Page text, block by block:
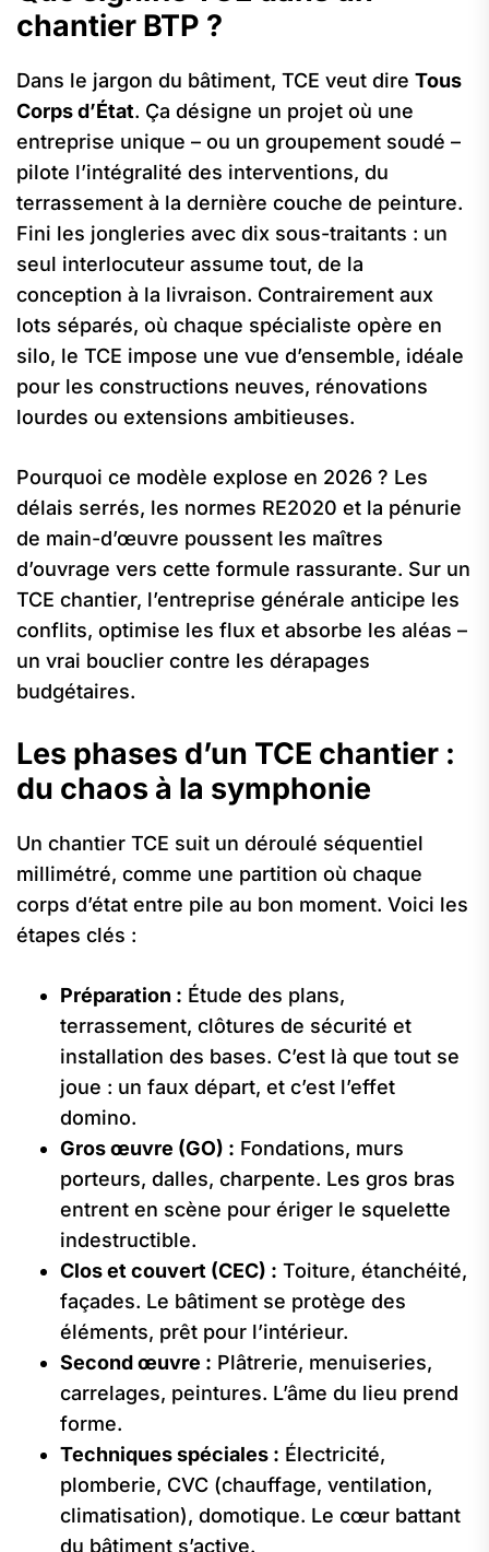
chantier BTP ?
Dans le jargon du bâtiment, TCE veut dire Tous
Corps d’État. Ça désigne un projet où une
entreprise unique – ou un groupement soudé –
pilote l’intégralité des interventions, du
terrassement à la dernière couche de peinture.
Fini les jongleries avec dix sous-traitants : un
seul interlocuteur assume tout, de la
conception à la livraison. Contrairement aux
lots séparés, où chaque spécialiste opère en
silo, le TCE impose une vue d’ensemble, idéale
pour les constructions neuves, rénovations
lourdes ou extensions ambitieuses.
Pourquoi ce modèle explose en 2026 ? Les
délais serrés, les normes RE2020 et la pénurie
de main-d’œuvre poussent les maîtres
d’ouvrage vers cette formule rassurante. Sur un
TCE chantier, l’entreprise générale anticipe les
conflits, optimise les flux et absorbe les aléas –
un vrai bouclier contre les dérapages
budgétaires.
Les phases d’un TCE chantier :
du chaos à la symphonie
Un chantier TCE suit un déroulé séquentiel
millimétré, comme une partition où chaque
corps d’état entre pile au bon moment. Voici les
étapes clés :
Préparation : Étude des plans,
terrassement, clôtures de sécurité et
installation des bases. C’est là que tout se
joue : un faux départ, et c’est l’effet
domino.
Gros œuvre (GO) : Fondations, murs
porteurs, dalles, charpente. Les gros bras
entrent en scène pour ériger le squelette
indestructible.
Clos et couvert (CEC) : Toiture, étanchéité,
façades. Le bâtiment se protège des
éléments, prêt pour l’intérieur.
Second œuvre : Plâtrerie, menuiseries,
carrelages, peintures. L’âme du lieu prend
forme.
Techniques spéciales : Électricité,
plomberie, CVC (chauffage, ventilation,
climatisation), domotique. Le cœur battant
du bâtiment s’active.